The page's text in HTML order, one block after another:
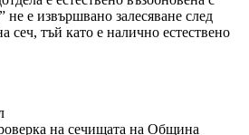
не е извършвано залесяване след
сеч, тъй като е налично естествено
на сечищата на Община